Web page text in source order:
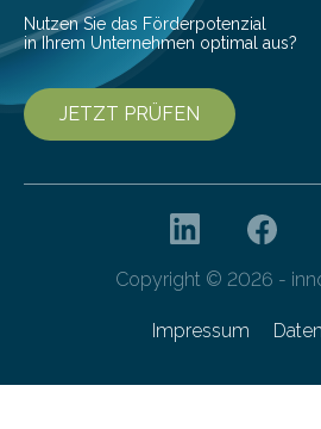
Nutzen Sie das Förderpotenzial
in Ihrem Unternehmen optimal aus?
JETZT PRÜFEN
Copyright © 2026 -
Impressum